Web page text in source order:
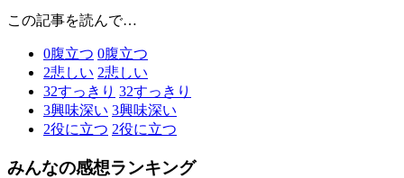
この記事を読んで…
0腹立つ 0腹立つ
2悲しい 2悲しい
32すっきり 32すっきり
3興味深い 3興味深い
2役に立つ 2役に立つ
みんなの感想ランキング